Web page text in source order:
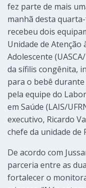
fez parte de mais
manhã desta
recebeu dois
Unidade de Atenção
Adolescente
da sífilis congênita,
para o bebê
pela equipe do
em Saúde (LAIS/
executivo, Ricardo
chefe da unidade de
De acordo com
parceria entre as
fortalecer o